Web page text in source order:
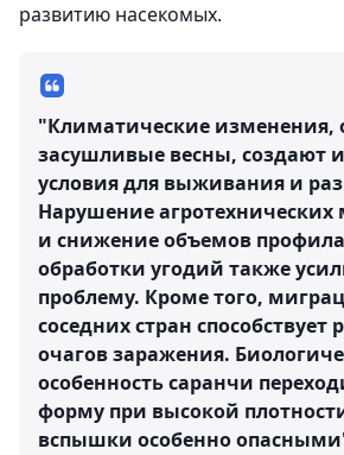
развитию насекомых.
"Климатические изменения,
засушливые весны, создают
условия для выживания и
Нарушение агротехнических
и снижение объемов
обработки угодий также
проблему. Кроме того,
соседних стран
очагов заражения.
особенность саранчи
форму при высокой
вспышки особенно